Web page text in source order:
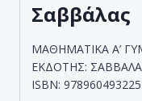
Σαββάλας
ΜΑΘΗΜΑΤΙΚΑ Α’
ΕΚΔΟΤΗΣ:
ISBN: